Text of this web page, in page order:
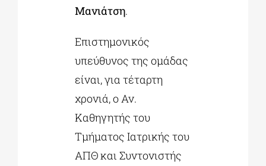
Μανιάτση.
Επιστημονικός
υπεύθυνος της ομάδας
είναι, για τέταρτη
χρονιά, ο Αν.
Καθηγητής του
Τμήματος Ιατρικής του
ΑΠΘ και Συντονιστής